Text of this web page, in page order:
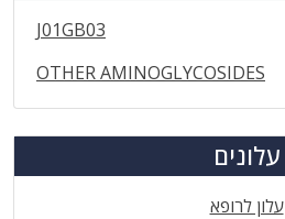
J01GB03
OTHER AMINOGLYCOSIDES
עלונים
עלון לרופא